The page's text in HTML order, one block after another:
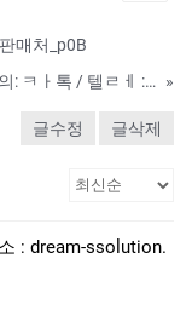
매처_p0B
인디고 (indigogame) 콜센터. holdemSITE.문의: ㅋㅏ톡 / 텔ㄹㅔ : T S T 3 6 5 »
글수정 글삭제
: dream-ssolution.